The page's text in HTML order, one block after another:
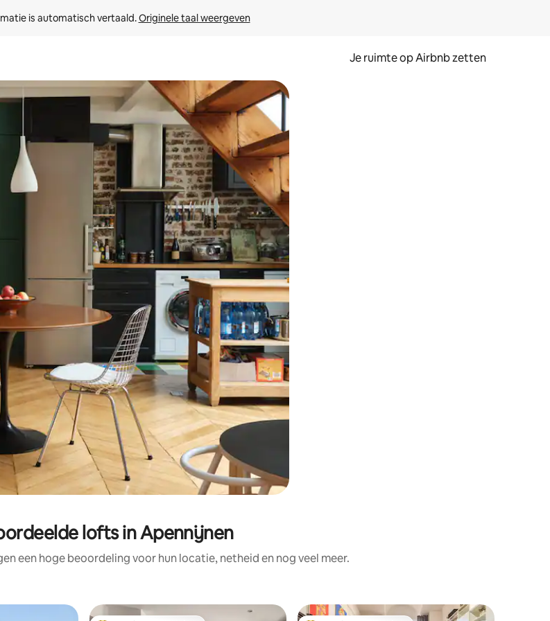
is automatisch vertaald. Originele taal weergeven
Je ruimte op Airbnb zetten
pijltjestoetsen omhoog en omlaag, óf door te tikken of swipen.
lofts in Apennijnen
een hoge beoordeling voor hun locatie, netheid en nog veel meer.